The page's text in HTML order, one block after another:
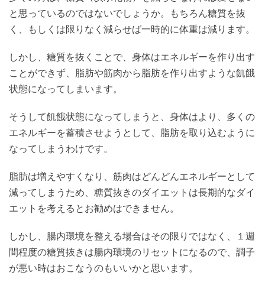
と思っているのではないでしょうか。もちろん糖質を抜
く、もしくは限りなく減らせば一時的に体重は減ります。
しかし、糖質を抜くことで、身体はエネルギーを作り出す
ことができず、脂肪や筋肉から脂肪を作り出すような飢餓
状態になってしまいます。
そうして飢餓状態になってしまうと、身体はより、多くの
エネルギーを蓄積させようとして、脂肪を取り込むように
なってしまうわけです。
脂肪は増えやすくなり、筋肉はどんどんエネルギーとして
減ってしまうため、糖質抜きのダイエットは長期的なダイ
エットを考えるとお勧めはできません。
しかし、腸内環境を整える場合はその限りではなく、１週
間程度の糖質抜きは腸内環境のリセットになるので、調子
が悪い時はおこなうのもいいかと思います。